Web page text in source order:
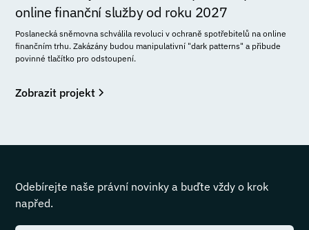
online finanční služby od roku 2027
Poslanecká sněmovna schválila revoluci v ochraně spotřebitelů na online
finančním trhu. Zakázány budou manipulativní "dark patterns" a přibude
povinné tlačítko pro odstoupení.
Zobrazit projekt
Odebírejte naše právní novinky a buďte vždy o krok
napřed.